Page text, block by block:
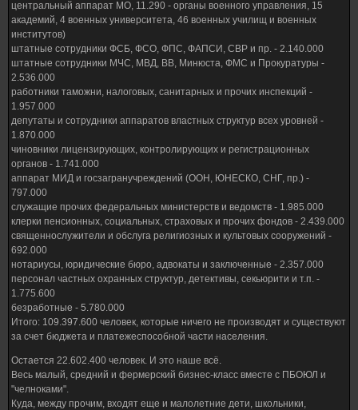
центральный аппарат МО, 11.290 - органы военного управления, 15
академий, 4 военных университета, 46 военных училищ и военных
институтов)
штатные сотрудники ФСБ, ФСО, ФПС, ФАПСИ, СВР и пр. - 2.140.000
штатные сотрудники МЧС, МВД, ВВ, Минюста, ФМС и Прокуратуры -
2.536.000
работники таможни, налоговых, санитарных и прочих инспекций -
1.957.000
депутаты и сотрудники аппаратов властных структур всех уровней -
1.870.000
чиновники лицензирующих, контролирующих и регистрационных
органов - 1.741.000
аппарат МИД и госзагранучреждений (ООН, ЮНЕСКО, СНГ, пр.) -
797.000
служащие прочих федеральных министерств и ведомств - 1.985.000
клерки пенсионных, социальных, страховых и прочих фондов - 2.439.000
священнослужители и обслуга религиозных и культовых сооружений -
692.000
нотариусы, юридические бюро, адвокаты и заключенные - 2.357.000
персонал частных охранных структур, детективы, секьюрити и т.п. -
1.775.600
безработные - 5.780.000
Итого: 109.397.600 человек, которые ничего не производят и существуют
за счет бюджета и платежеспособной части населения.
Остается 22.602.400 человек. И это наше всё.
Весь малый, средний и фермерский бизнес-класс вместе с ПБОЮЛ и
"челноками".
Куда, между прочим, входят еще и малолетние дети, школьники,